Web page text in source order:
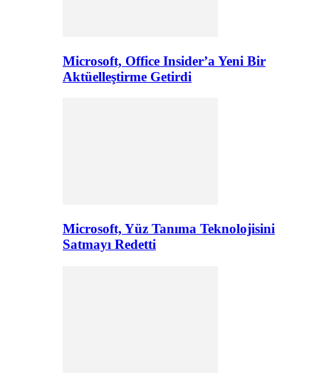
Microsoft, Office Insider’a Yeni Bir
Aktüelleştirme Getirdi
Microsoft, Yüz Tanıma Teknolojisini
Satmayı Redetti